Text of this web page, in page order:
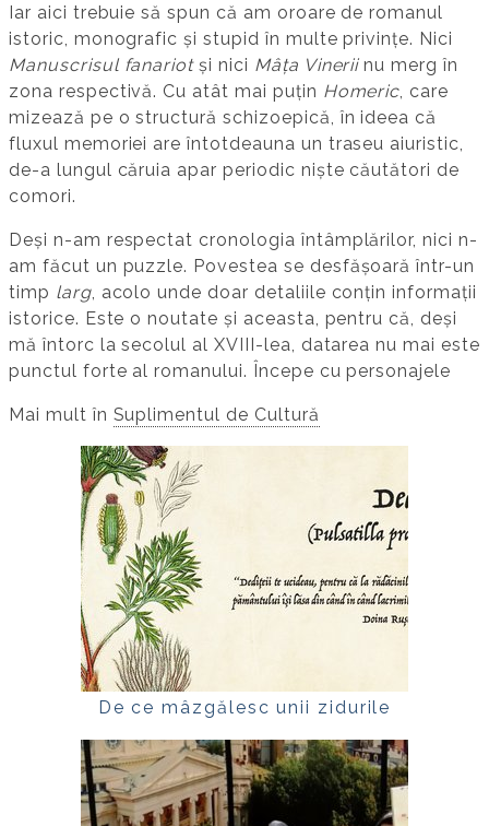
Iar aici trebuie să spun că am oroa­re de romanul
istoric, monografic și stupid în multe privințe. Nici
Manuscrisul fanariotși nici Mâța Vineriinu merg în
zona respectivă. Cu atât mai puțin Homeric , care
mizează pe o structură schizoepică, în ideea că
fluxul memoriei are întotdeauna un traseu aiuristic,
de-a lungul căruia apar periodic niște căutători de
comori.
Deși n-am respectat cronologia întâmplărilor, nici n-
am făcut un puzzle. Povestea se desfă­șoară într-un
timp larg, acolo unde doar detaliile conțin infor­mații
istorice. Este o noutate și aceasta, pentru că, deși
mă întorc la secolul al XVIII-lea, datarea nu mai este
punctul forte al romanului. Începe cu personajele
Mai mult în Suplimentul de Cultură
De ce mâzgălesc unii zidurile